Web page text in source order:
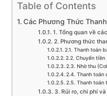
Table of Contents
Các Phương Thức
1. Tổng quan về
2. Phương thức
2.1. Thanh toán
2.2. Chuyển tiền
2.3. Nhờ thu
2.4. Thanh toán
2.5. Thanh toán
3. Rủi ro, chi phí